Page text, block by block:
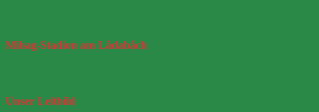
Mibag-Stadion am Lådabåch
Unser Leitbild